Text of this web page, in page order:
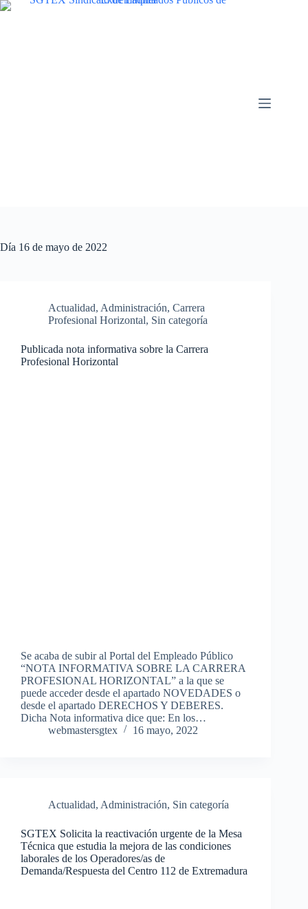
Saltar
Día 16 de mayo de 2022
Actualidad, Administración, Carrera
Profesional Horizontal, Sin categoría
Publicada nota informativa sobre la Carrera
Profesional Horizontal
Se acaba de subir al Portal del Empleado Público
“NOTA INFORMATIVA SOBRE LA CARRERA
PROFESIONAL HORIZONTAL” a la que se
puede acceder desde el apartado NOVEDADES o
desde el apartado DERECHOS Y DEBERES.
Dicha Nota informativa dice que: En los…
webmastersgtex
16 mayo, 2022
Actualidad, Administración, Sin categoría
SGTEX Solicita la reactivación urgente de la Mesa
Técnica que estudia la mejora de las condiciones
laborales de los Operadores/as de
Demanda/Respuesta del Centro 112 de Extremadura